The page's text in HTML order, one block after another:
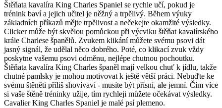
Štěňata kavalíra King Charles Spaniel se rychle učí, pokud je
trénink baví a jejich učitel je něžný a trpělivý. Během výuky
základních příkazů mějte trpělivost a nečekejte okamžité výsledky.
Clicker může být skvělou pomůckou při výcviku štěňat kavalírského
krále Charlese španělů. Zvukem klikání můžete svému psovi dát
jasný signál, že udělal něco dobrého. Poté, co klikací zvuk vždy
poskytne vašemu psovi odměnu, nejlépe chutnou pochoutku.
Štěňata kavalíra King Charles španěl mají velkou chuť k jídlu, takže
chutné pamlsky je mohou motivovat k ještě větší práci. Nebuďte ke
svému štěněti příliš shovívaví - musíte být přísní, ale jemní. Čím více
si vaše štěně tréninky užije, tím rychleji můžete očekávat výsledky.
Cavalier King Charles Spaniel je malé psí plemeno.